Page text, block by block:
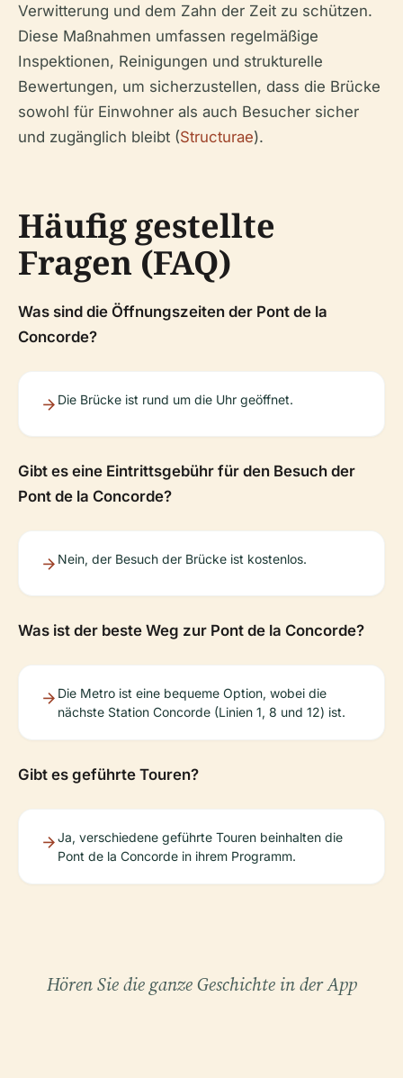
Verwitterung und dem Zahn der Zeit zu schützen.
Diese Maßnahmen umfassen regelmäßige
Inspektionen, Reinigungen und strukturelle
Bewertungen, um sicherzustellen, dass die Brücke
sowohl für Einwohner als auch Besucher sicher
und zugänglich bleibt (Structurae).
Häufig gestellte
Fragen (FAQ)
Was sind die Öffnungszeiten der Pont de la
Concorde?
Die Brücke ist rund um die Uhr geöffnet.
Gibt es eine Eintrittsgebühr für den Besuch der
Pont de la Concorde?
Nein, der Besuch der Brücke ist kostenlos.
Was ist der beste Weg zur Pont de la Concorde?
Die Metro ist eine bequeme Option, wobei die
nächste Station Concorde (Linien 1, 8 und 12) ist.
Gibt es geführte Touren?
Ja, verschiedene geführte Touren beinhalten die
Pont de la Concorde in ihrem Programm.
Hören Sie die ganze Geschichte in der App